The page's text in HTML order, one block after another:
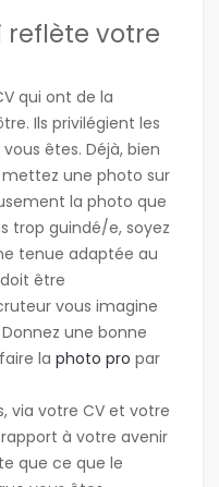
reflète votre
qui ont de la
Ils privilégient les
êtes. Déjà, bien
une photo sur
la photo que
trop guindé/e, soyez
tenue adaptée au
être
vous imagine
une bonne
la photo pro par
via votre CV et votre
à votre avenir
que ce que le